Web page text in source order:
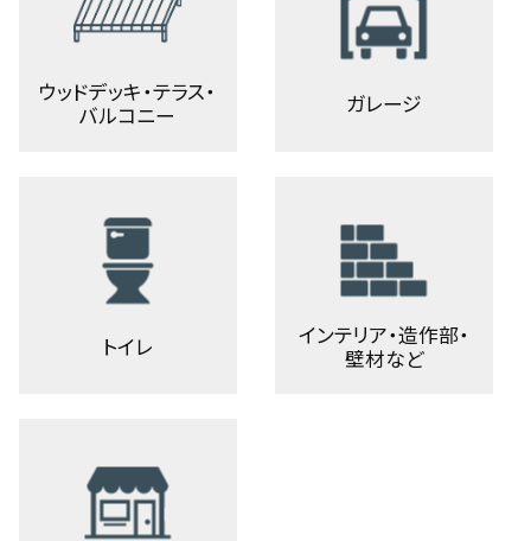
ウッドデッキ・テラス・
バルコニー
ガレージ
トイレ
インテリア・造作部・
壁材など